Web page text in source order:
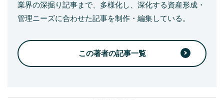
業界の深掘り記事まで、多様化し、深化する資産形成・
管理ニーズに合わせた記事を制作・編集している。
この著者の記事一覧